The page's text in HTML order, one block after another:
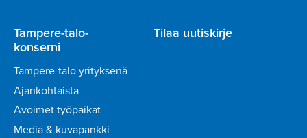
Tampere-talo-
konserni
Tampere-talo yrityksenä
Ajankohtaista
Avoimet työpaikat
Media & kuvapankki
Tilaa uutiskirje